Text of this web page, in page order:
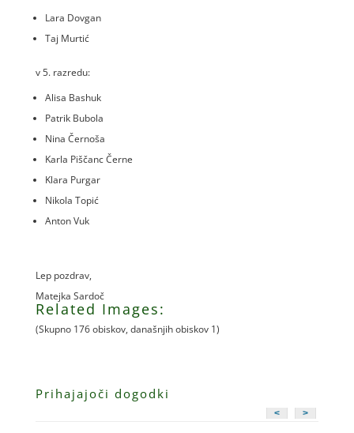
Lara Dovgan
Taj Murtić
v 5. razredu:
Alisa Bashuk
Patrik Bubola
Nina Černoša
Karla Piščanc Černe
Klara Purgar
Nikola Topić
Anton Vuk
Lep pozdrav,
Matejka Sardoč
Related Images:
(Skupno 176 obiskov, današnjih obiskov 1)
Prihajajoči dogodki
< >